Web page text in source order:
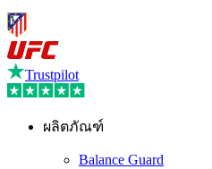
Trustpilot
ผลิตภัณฑ์
Balance Guard